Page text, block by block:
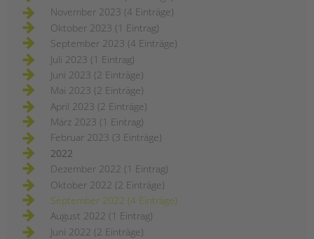
November 2023 (4 Einträge)
Oktober 2023 (1 Eintrag)
September 2023 (4 Einträge)
Juli 2023 (1 Eintrag)
Juni 2023 (2 Einträge)
Mai 2023 (2 Einträge)
April 2023 (2 Einträge)
März 2023 (1 Eintrag)
Februar 2023 (3 Einträge)
2022
Dezember 2022 (1 Eintrag)
Oktober 2022 (2 Einträge)
September 2022 (4 Einträge)
August 2022 (1 Eintrag)
Juni 2022 (2 Einträge)